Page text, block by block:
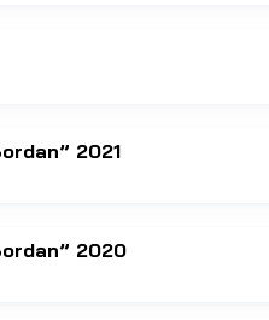
2021
2020